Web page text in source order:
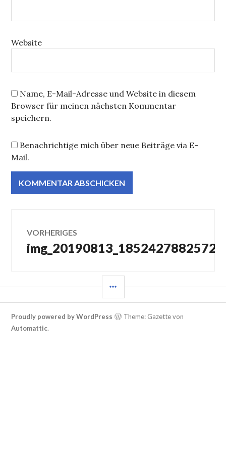
Website
Name, E-Mail-Adresse und Website in diesem
Browser für meinen nächsten Kommentar
speichern.
Benachrichtige mich über neue Beiträge via E-
Mail.
Beitragsnavigation
VORHERIGES
Vorheriger
Beitrag:
Proudly powered by WordPress
Theme: Gazette von
Automattic.